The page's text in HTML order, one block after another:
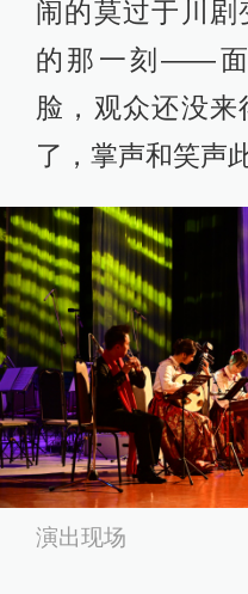
闹的莫过于川
的那一刻——面
脸，观众还没
了，掌声和笑声
演出现场